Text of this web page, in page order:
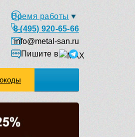
Время работы
8 (495) 920-65-66
info@metal-san.ru
Пишите в